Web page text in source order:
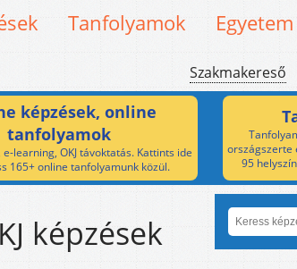
Tanfolyamok Egyetem
Szakmakereső
képzések, online
tanfolyamok
learning, OKJ távoktatás. Kattints ide
165+ online tanfolyamunk közül.
országszerte
95
képzések